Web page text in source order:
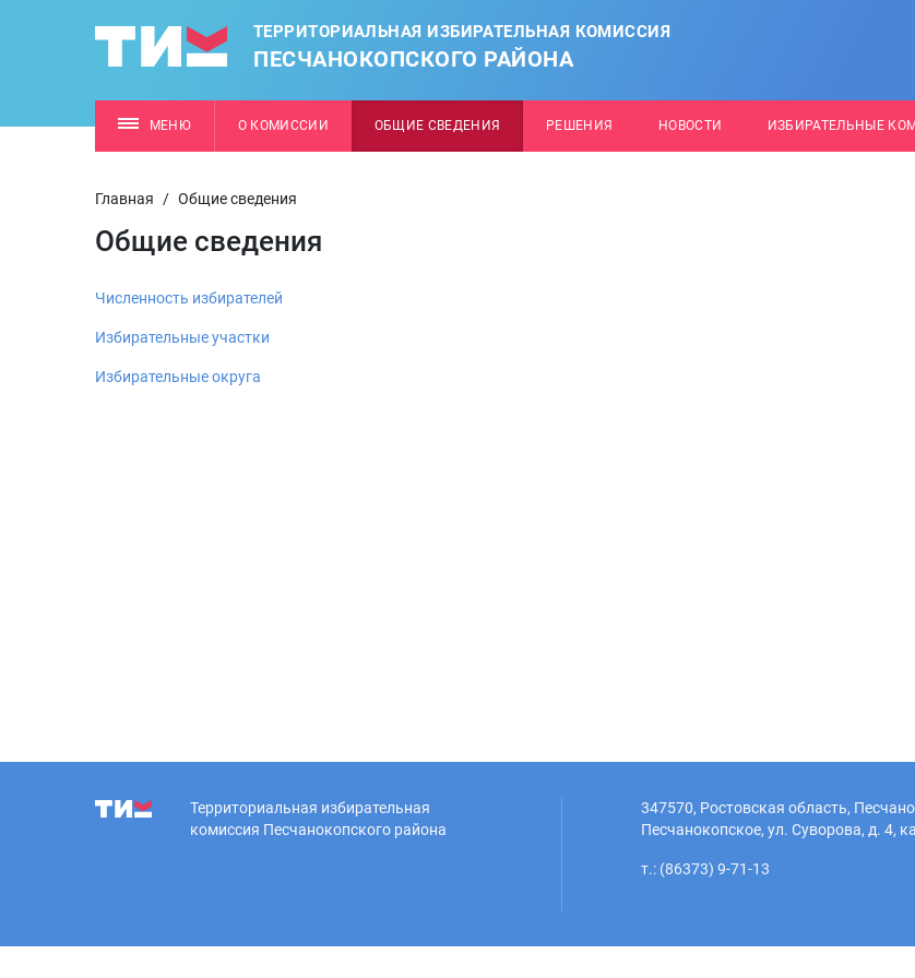
ТЕРРИТОРИАЛЬНАЯ ИЗБИРАТЕЛЬНАЯ КОМИССИЯ
ПЕСЧАНОКОПСКОГО РАЙОНА
МЕНЮ О КОМИССИИ ОБЩИЕ СВЕДЕНИЯ РЕШЕНИЯ НОВОСТИ ИЗБИРАТЕЛЬНЫЕ
Главная / Общие сведения
Общие сведения
Численность избирателей
Избирательные участки
Избирательные округа
Территориальная избирательная
комиссия Песчанокопского района
347570, Ростовская область,
Песчанокопское, ул. Суворова, д. 4,
т.: (86373) 9-71-13